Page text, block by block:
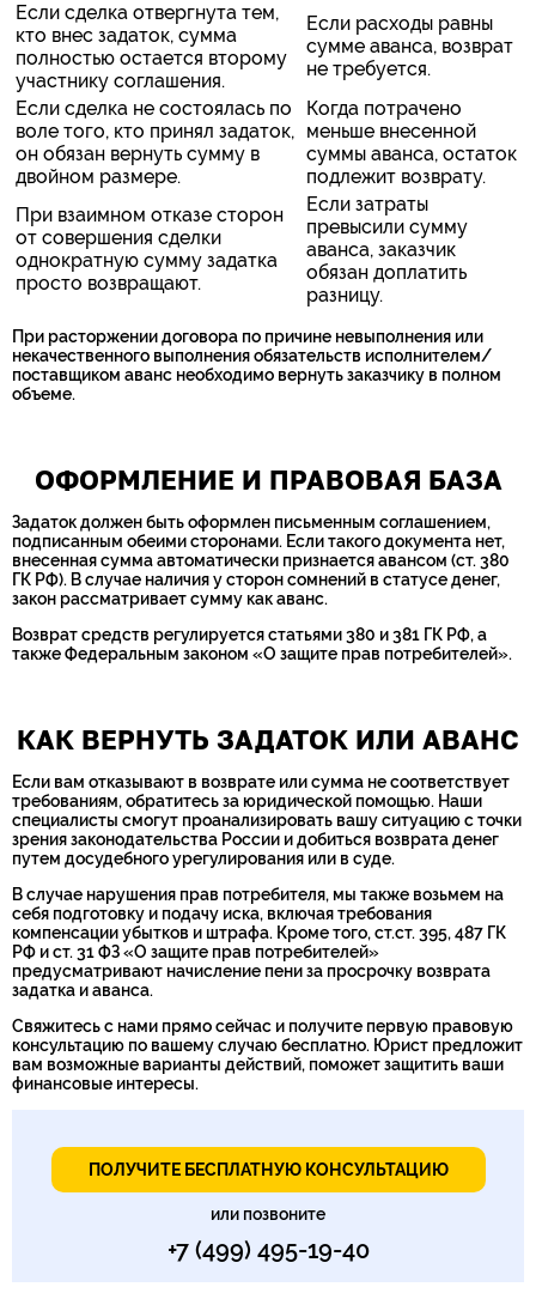
Если сделка отвергнута тем,
кто внес задаток, сумма
полностью остается второму
участнику соглашения.
Если расходы равны
сумме аванса, возврат
не требуется.
Если сделка не состоялась по
воле того, кто принял задаток,
он обязан вернуть сумму в
двойном размере.
Когда потрачено
меньше внесенной
суммы аванса, остаток
подлежит возврату.
При взаимном отказе сторон
от совершения сделки
однократную сумму задатка
просто возвращают.
Если затраты
превысили сумму
аванса, заказчик
обязан доплатить
разницу.
При расторжении договора по причине невыполнения или
некачественного выполнения обязательств исполнителем/
поставщиком аванс необходимо вернуть заказчику в полном
объеме.
ОФОРМЛЕНИЕ И ПРАВОВАЯ БАЗА
Задаток должен быть оформлен письменным соглашением,
подписанным обеими сторонами. Если такого документа нет,
внесенная сумма автоматически признается авансом (ст. 380
ГК РФ). В случае наличия у сторон сомнений в статусе денег,
закон рассматривает сумму как аванс.
Возврат средств регулируется статьями 380 и 381 ГК РФ, а
также Федеральным законом «О защите прав потребителей».
КАК ВЕРНУТЬ ЗАДАТОК ИЛИ АВАНС
Если вам отказывают в возврате или сумма не соответствует
требованиям, обратитесь за юридической помощью. Наши
специалисты смогут проанализировать вашу ситуацию с точки
зрения законодательства России и добиться возврата денег
путем досудебного урегулирования или в суде.
В случае нарушения прав потребителя, мы также возьмем на
себя подготовку и подачу иска, включая требования
компенсации убытков и штрафа. Кроме того, ст.ст. 395, 487 ГК
РФ и ст. 31 ФЗ «О защите прав потребителей»
предусматривают начисление пени за просрочку возврата
задатка и аванса.
Свяжитесь с нами прямо сейчас и получите первую правовую
консультацию по вашему случаю бесплатно. Юрист предложит
вам возможные варианты действий, поможет защитить ваши
финансовые интересы.
ПОЛУЧИТЕ БЕСПЛАТНУЮ КОНСУЛЬТАЦИЮ
или позвоните
+7 (499) 495-19-40